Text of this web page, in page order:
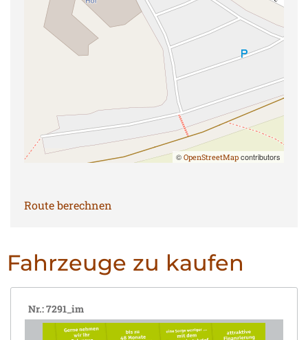
© OpenStreetMap contributors
Route berechnen
Fahrzeuge zu kaufen
Nr.: 7291_im